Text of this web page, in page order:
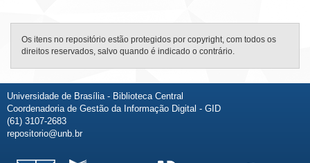
Os itens no repositório estão protegidos por copyright, com todos os
direitos reservados, salvo quando é indicado o contrário.
Universidade de Brasília - Biblioteca Central
Coordenadoria de Gestão da Informação Digital - GID
(61) 3107-2683
repositorio@unb.br